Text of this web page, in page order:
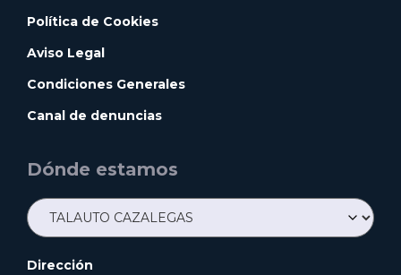
Política de Cookies
Aviso Legal
Condiciones Generales
Canal de denuncias
Dónde estamos
Dirección